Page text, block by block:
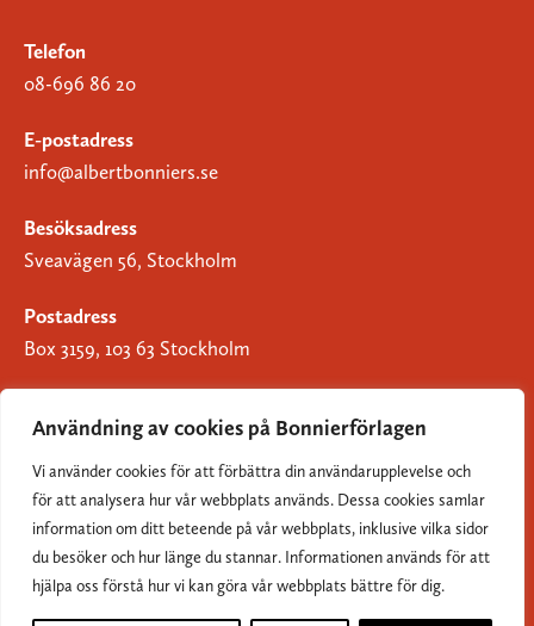
Användning av cookies på Bonnierförlagen
Vi använder cookies för att förbättra din användarupplevelse och
för att analysera hur vår webbplats används. Dessa cookies samlar
information om ditt beteende på vår webbplats, inklusive vilka sidor
du besöker och hur länge du stannar. Informationen används för att
hjälpa oss förstå hur vi kan göra vår webbplats bättre för dig.
Telefon
08-696 86 20
E-postadress
info@albertbonniers.se
Besöksadress
Sveavägen 56, Stockholm
Postadress
Box 3159, 103 63 Stockholm
Om Bonnierförlagen
Cookies
Integritetspolicy